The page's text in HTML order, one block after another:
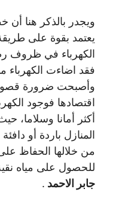
ويجدر بالذكر هنا أن
يعتمد بقوة على
الكهرباء في ظروف
فقد اضاءت الكهرباء
وأصبحت ضرورة قصوى
اقتصادها فوجود
أكثر أمانا وسلاما،
المنازل باردة أو
من خلالها الحفاظ
للحصول على مياه
جابر الاحمد .